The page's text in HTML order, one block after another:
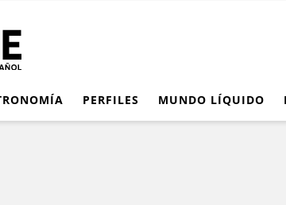
PERFILES MUNDO LÍQUIDO